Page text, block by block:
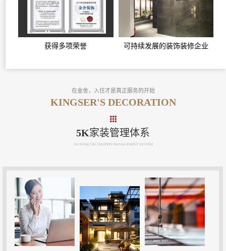
获得多项荣誉 可持续发展的装饰装修企业
在金舍，入住才是真正服务的开始
KINGSER'S DECORATION
5K家装管理体系
5K HOME DECORATION MANAGEMENT SYSTEM